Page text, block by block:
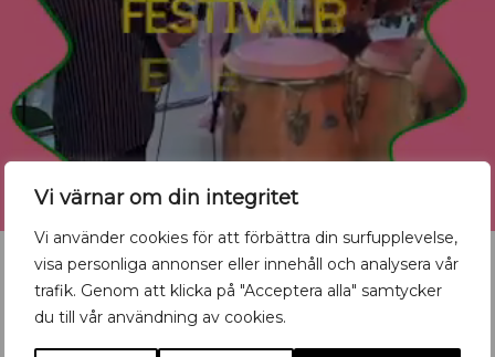
Vi värnar om din integritet
Vi använder cookies för att förbättra din surfupplevelse,
visa personliga annonser eller innehåll och analysera vår
trafik. Genom att klicka på "Acceptera alla" samtycker
du till vår användning av cookies.
Vill du synas med ditt